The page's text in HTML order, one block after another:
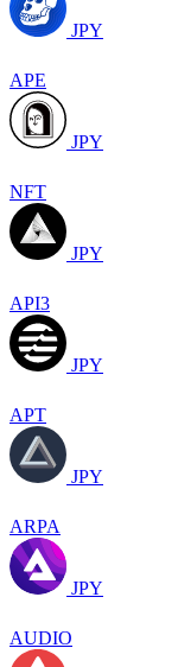
JPY
APE
JPY
NFT
JPY
API3
JPY
APT
JPY
ARPA
JPY
AUDIO